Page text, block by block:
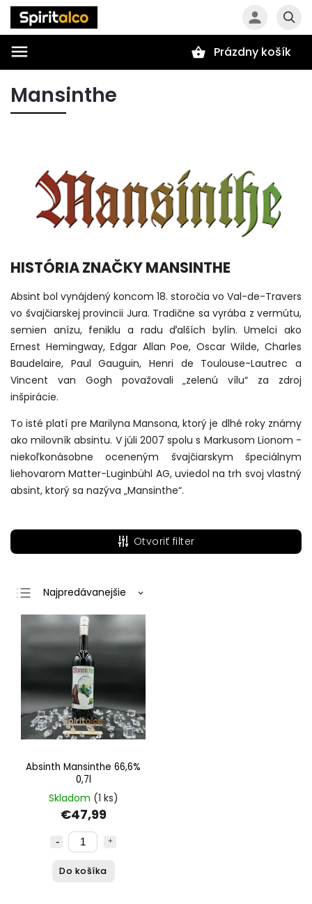
Prázdny košík
Mansinthe
HISTÓRIA ZNAČKY MANSINTHE
Absint bol vynájdený koncom 18. storočia vo Val-de-Travers
vo švajčiarskej provincii Jura. Tradične sa vyrába z vermútu,
semien anízu, feniklu a radu ďalších bylín. Umelci ako
Ernest Hemingway, Edgar Allan Poe, Oscar Wilde, Charles
Baudelaire, Paul Gauguin, Henri de Toulouse-Lautrec a
Vincent van Gogh považovali „zelenú vílu“ za zdroj
inšpirácie.
To isté platí pre Marilyna Mansona, ktorý je dlhé roky známy
ako milovník absintu. V júli 2007 spolu s Markusom Lionom -
niekoľkonásobne oceneným švajčiarskym špeciálnym
liehovarom Matter-Luginbühl AG, uviedol na trh svoj vlastný
absint, ktorý sa nazýva „Mansinthe“.
Otvoriť filter
Najpredávanejšie
Najlacnejšie
Najdrahšie
Abecedne
Absinth Mansinthe 66,6%
0,7l
Skladom (1 ks)
€47,99
Do košíka